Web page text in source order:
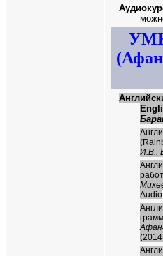
И.В.,
Audio